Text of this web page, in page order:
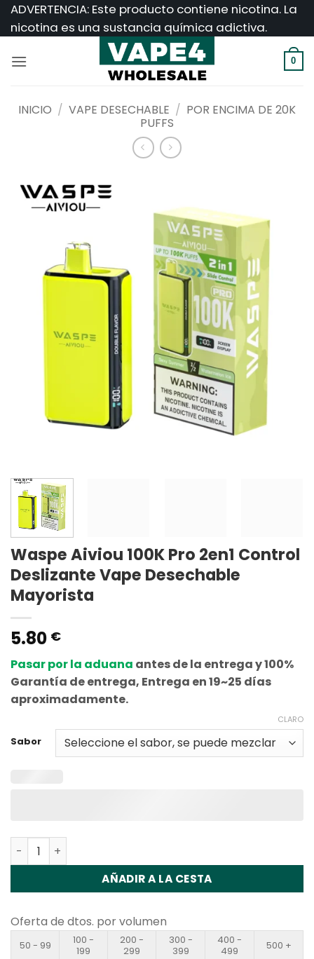
Saltar
ADVERTENCIA: Este producto contiene nicotina. La
nicotina es una sustancia química adictiva.
0
INICIO / VAPE DESECHABLE / POR ENCIMA DE 20K
PUFFS
Waspe Aiviou 100K Pro 2en1 Control
Deslizante Vape Desechable
Mayorista
5.80 €
Pasar por la aduana antes de la entrega y 100%
Garantía de entrega, Entrega en 19~25 días
aproximadamente.
Sabor
CLARO
Cantidad Waspe Aiviou 100K Pro 2in1 Slide Control
AÑADIR A LA CESTA
Oferta de dtos. por volumen
50 - 99
100 -
199
200 -
299
300 -
399
400 -
499
500 +